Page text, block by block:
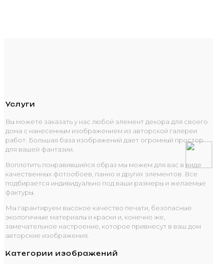
Услуги
Вы можете заказать у нас любой элемент декора для своего
дома с нанесенным изображением из авторской галереи
работ. Большая база изображений дает огромный простор
для вашей фантазии.
Воплотить понравившийся образ мы можем для вас в виде
качественных фотообоев, панно и других элементов. Все
подбирается индивидуально под ваши размеры и желаемые
фактуры.
Мы гарантируем высокое качество печати, безопасные
экологичные материалы и краски и, конечно же,
замечательное настроение, которое привнесут в ваш дом
авторские изображения.
Категории изображений